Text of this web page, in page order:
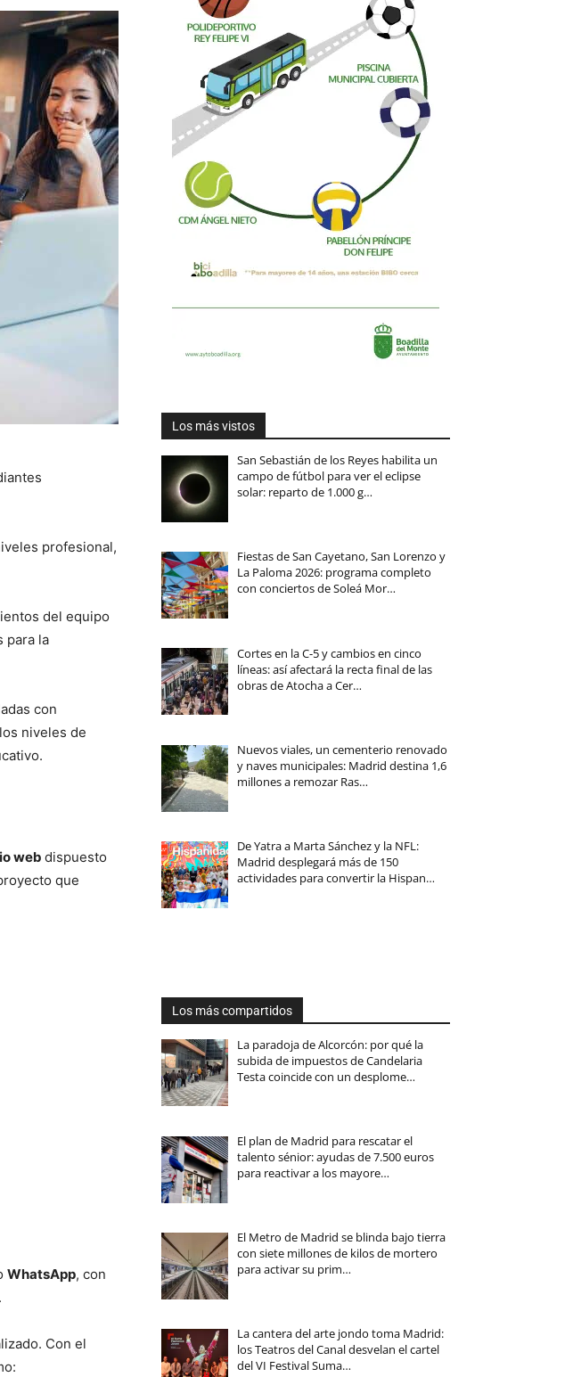
profesional,
del equipo
para la
con
niveles de
web dispuesto
que
WhatsApp, con
Con el
Los más vistos
San Sebastián de los Reyes habilita un
campo de fútbol para ver el eclipse
solar: reparto de 1.000 g…
Fiestas de San Cayetano, San Lorenzo y
La Paloma 2026: programa completo
con conciertos de Soleá Mor…
Cortes en la C-5 y cambios en cinco
líneas: así afectará la recta final de las
obras de Atocha a Cer…
Nuevos viales, un cementerio renovado
y naves municipales: Madrid destina 1,6
millones a remozar Ras…
De Yatra a Marta Sánchez y la NFL:
Madrid desplegará más de 150
actividades para convertir la Hispan…
Los más compartidos
La paradoja de Alcorcón: por qué la
subida de impuestos de Candelaria
Testa coincide con un desplome…
El plan de Madrid para rescatar el
talento sénior: ayudas de 7.500 euros
para reactivar a los mayore…
El Metro de Madrid se blinda bajo tierra
con siete millones de kilos de mortero
para activar su prim…
La cantera del arte jondo toma Madrid:
los Teatros del Canal desvelan el cartel
del VI Festival Suma…